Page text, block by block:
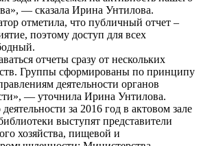
— сказала Ирина Унтилова.
отметила, что публичный отчет –
поэтому доступ для всех
отчеты сразу от нескольких
Группы сформированы по принципу
деятельности органов
— уточнила Ирина Унтилова.
за 2016 год в актовом зале
выступят представители
хозяйства, пищевой и